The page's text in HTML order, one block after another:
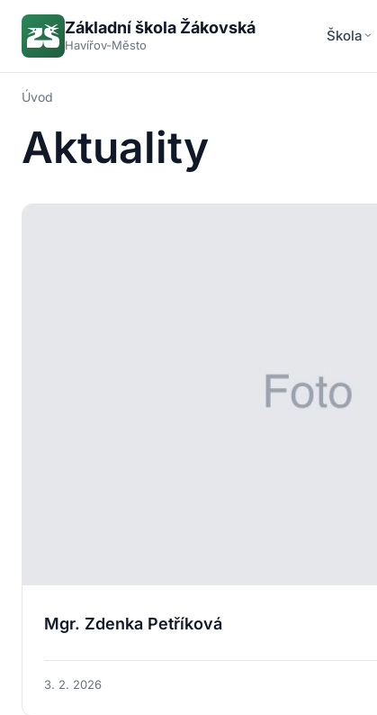
Základní škola Žákovská
Havířov-Město
Škola
Úvod
Aktuality
Mgr. Zdenka Petříková
3. 2. 2026